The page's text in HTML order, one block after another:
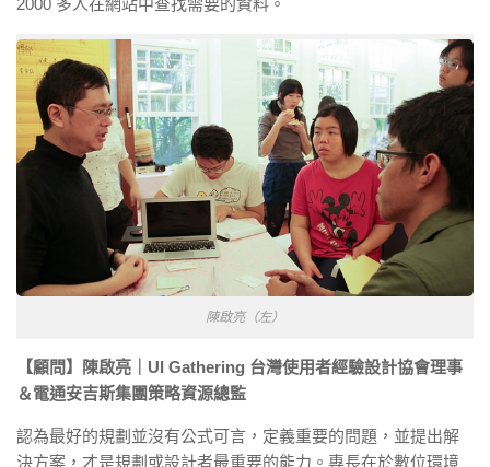
2000 多人在網站中查找需要的資料。
陳啟亮（左）
【顧問】陳啟亮｜UI Gathering 台灣使用者經驗設計協會理事
＆電通安吉斯集團策略資源總監
認為最好的規劃並沒有公式可言，定義重要的問題，並提出解
決方案，才是規劃或設計者最重要的能力。專長在於數位環境